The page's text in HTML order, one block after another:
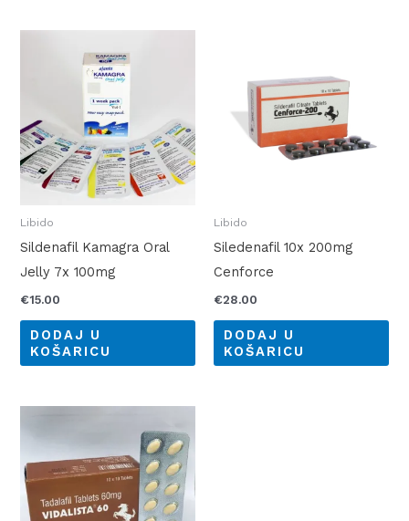
Libido
Sildenafil Kamagra Oral
Jelly 7x 100mg
€15.00
DODAJ U
KOŠARICU
Libido
Siledenafil 10x 200mg
Cenforce
€28.00
DODAJ U
KOŠARICU